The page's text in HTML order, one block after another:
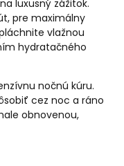
luxusný zážitok.
pre maximálny
vlažnou
hydratačného
nočnú kúru.
cez noc a ráno
obnovenou,